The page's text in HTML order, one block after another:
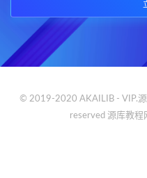
© 2019-2020 AKAILIB - VIP.源
reserved 源库教程